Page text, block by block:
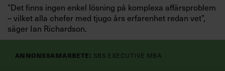
Annonssamarbete: SBS Executive MBA
”Det finns ingen enkel lösning på komplexa affärsproblem
– vilket alla chefer med tjugo års erfarenhet redan vet”,
säger Ian Richardson.
att lära sig tänka på ett mer analytiskt och nyfiket sätt.